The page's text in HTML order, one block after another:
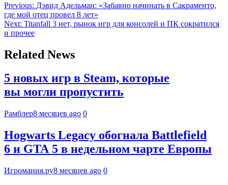
Previous: Дэвид Адельман: «Забавно начинать в Сакраменто,
где мой отец провел 8 лет»
Next: Titanfall 3 нет, рынок игр для консолей и ПК сократился
и прочее
Related News
5 новых игр в Steam, которые
вы могли пропустить
Рамблер8 месяцев ago 0
Hogwarts Legacy обогнала Battlefield
6 и GTA 5 в недельном чарте Европы
Игромания.ру8 месяцев ago 0